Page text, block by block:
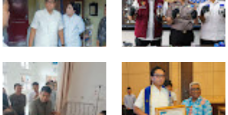
Kesbangpol, Langkah Awal
Perkuat Profesionalisme
Media Online
Nias
Walikota Medan Nonaktifkan
Lurah Aur, Rico Waas : Tak Ada
Toleransi bagi Penyalahgunaan
Wewenang
Bahan dari Kamboja, Polda
Sumut Bongkar Home Industri
Vape Mengandung Etomidate